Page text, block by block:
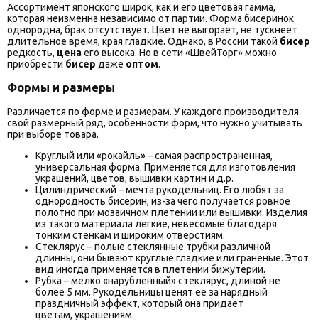
Ассортимент японского широк, как и его цветовая гамма,
которая неизменна независимо от партии. Форма бисеринок
однородна, брак отсутствует. Цвет не выгорает, не тускнеет
длительное время, края гладкие. Однако, в России такой бисер
редкость, ценаего высока. Но в сети «ШвейТорг» можно
приобрести бисер даже оптом.
Формы и размеры
Различается по форме и размерам. У каждого производителя
свой размерный ряд, особенности форм, что нужно учитывать
при выборе товара.
Круглый или «рокайль» – самая распространенная,
универсальная форма. Применяется для изготовления
украшений, цветов, вышивки картин и д.р.
Цилиндрический – мечта рукодельниц. Его любят за
однородность бисерин, из-за чего получается ровное
полотно при мозаичном плетении или вышивки. Изделия
из такого материала легкие, невесомые благодаря
тонким стенкам и широким отверстиям.
Стеклярус – полые стеклянные трубки различной
длинны, они бывают круглые гладкие или граненые. Этот
вид иногда применяется в плетении бижутерии.
Рубка – мелко «нарубленный» стеклярус, длиной не
более 5 мм. Рукодельницы ценят ее за нарядный
праздничный эффект, который она придает
цветам, украшениям.